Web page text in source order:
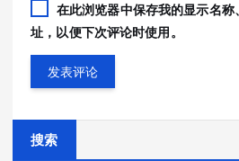
在此浏览器中保存我的显示名
址，以便下次评论时使用。
搜索